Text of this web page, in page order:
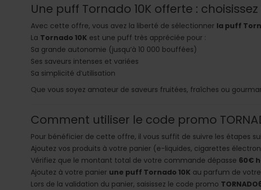
Une puff Tornado 10K offerte :
Avec cette offre, vous avez la liberté de sélectionner la puff
La Tornado 10K est une puff très appréciée pour :
Sa grande autonomie (jusqu’à 10 000 bouffées)
Ses saveurs intenses et variées
Sa simplicité d’utilisation
Que vous soyez amateur de saveurs fruitées, fraîches ou
Comment utiliser le code promo
Pour bénéficier de cette offre, il vous suffit de suivre les étapes
Ajoutez vos produits à votre panier (e-liquides, cigarettes
Vérifiez que le montant total de votre commande dépasse 60€
Ajoutez à votre panier une puff Tornado 10K au parfum de
Lors de la validation du panier, saisissez le code promo